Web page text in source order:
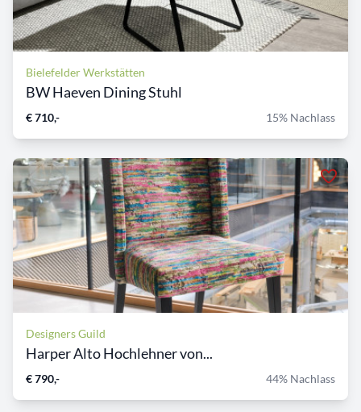
Bielefelder Werkstätten
BW Haeven Dining Stuhl
€ 710,- 15% Nachlass
Designers Guild
Harper Alto Hochlehner von...
€ 790,- 44% Nachlass